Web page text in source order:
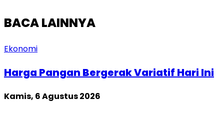
BACA LAINNYA
Ekonomi
Harga Pangan Bergerak Variatif Hari Ini
Kamis, 6 Agustus 2026